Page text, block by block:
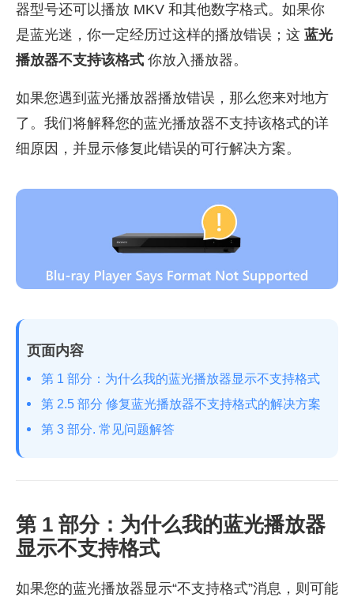
器型号还可以播放 MKV 和其他数字格式。如果你
是蓝光迷，你一定经历过这样的播放错误；这 蓝光
播放器不支持该格式 你放入播放器。
如果您遇到蓝光播放器播放错误，那么您来对地方
了。我们将解释您的蓝光播放器不支持该格式的详
细原因，并显示修复此错误的可行解决方案。
页面内容
第 1 部分：为什么我的蓝光播放器显示不支持格式
第 2.5 部分 修复蓝光播放器不支持格式的解决方案
第 3 部分. 常见问题解答
第 1 部分：为什么我的蓝光播放器
显示不支持格式
如果您的蓝光播放器显示“不支持格式”消息，则可能